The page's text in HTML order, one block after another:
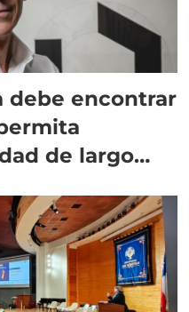
debe encontrar
de largo